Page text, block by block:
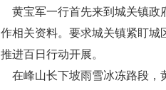
黄宝军一行首先来到城关镇政
作相关资料。要求城关镇紧盯城
推进百日行动开展。
在峰山长下坡雨雪冰冻路段，